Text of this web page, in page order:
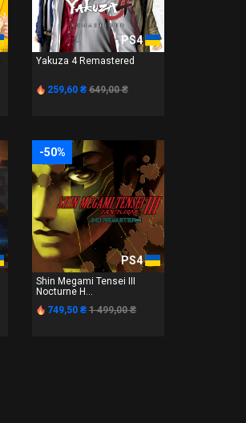
PS4
Yakuza 4 Remastered
259,60 ₴ 649,00 ₴
-50%
PS4
Shin Megami Tensei III
Nocturne H...
749,50 ₴ 1 499,00 ₴